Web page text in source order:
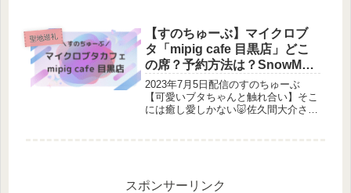
ーが地元の方々に“本当に美味しい仙
台グルメ”を聞き込み調査しま...
聖地巡礼
【すのちゅーぶ】マイクロブ
タ「mipig cafe 目黒店」どこ
の席？予約方法は？SnowMan
ロケ地
2023年7月5日配信のすのちゅーぶ
【可愛いブタちゃんと触れ合い】そこ
には癒し愛しかない🐷佐久間大介さん
スポンサーリンク